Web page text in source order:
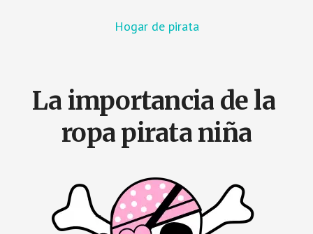
Hogar de pirata
La importancia de la
ropa pirata niña